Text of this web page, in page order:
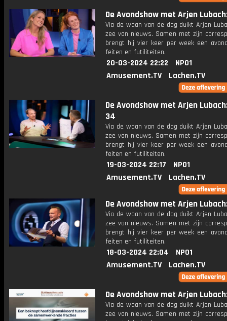
De Avondshow met Arjen
Via de waan van de dag duikt Arjen
zee van nieuws. Samen met zijn
brengt hij vier keer per week een
feiten en futiliteiten.
20-03-2024 22:22
NPO1
Amusement.TV
Lachen.TV
De Avondshow met Arjen
34
Via de waan van de dag duikt Arjen
zee van nieuws. Samen met zijn
brengt hij vier keer per week een
feiten en futiliteiten.
19-03-2024 22:17
NPO1
Amusement.TV
Lachen.TV
De Avondshow met Arjen
Via de waan van de dag duikt Arjen
zee van nieuws. Samen met zijn
brengt hij vier keer per week een
feiten en futiliteiten.
18-03-2024 22:04
NPO1
Amusement.TV
Lachen.TV
De Avondshow met Arjen
Via de waan van de dag duikt Arjen
zee van nieuws. Samen met zijn